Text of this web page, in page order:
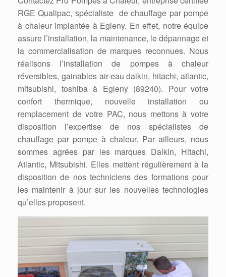
RGE Qualipac, spécialiste de chauffage par pompe
à chaleur implantée à Egleny. En effet, notre équipe
assure l’installation, la maintenance, le dépannage et
la commercialisation de marques reconnues. Nous
réalisons l’installation de pompes à chaleur
réversibles, gainables air-eau daikin, hitachi, atlantic,
mitsubishi, toshiba à Egleny (89240). Pour votre
confort thermique, nouvelle installation ou
remplacement de votre PAC, nous mettons à votre
disposition l’expertise de nos spécialistes de
chauffage par pompe à chaleur. Par ailleurs, nous
sommes agrées par les marques Daikin, Hitachi,
Atlantic, Mitsubishi. Elles mettent régulièrement à la
disposition de nos techniciens des formations pour
les maintenir à jour sur les nouvelles technologies
qu’elles proposent.